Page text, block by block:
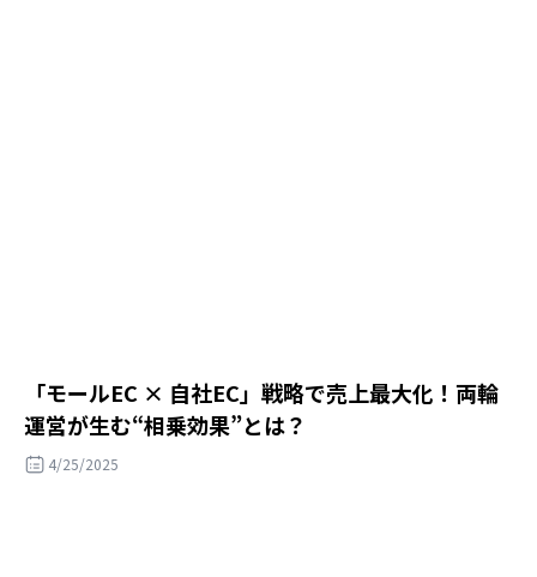
「モールEC × 自社EC」戦略で売上最大化！両輪
運営が生む“相乗効果”とは？
4/25/2025